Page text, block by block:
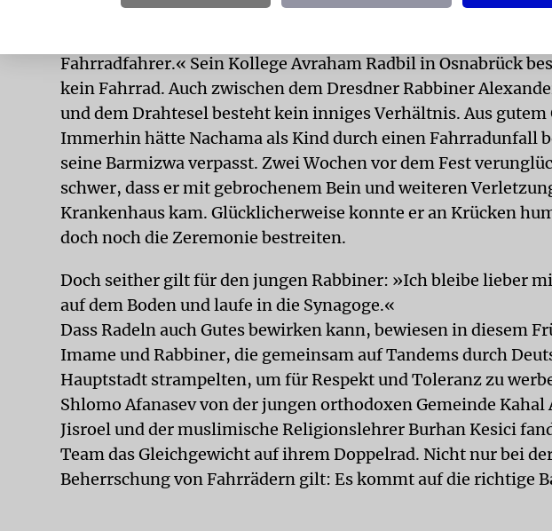
Pertsovsky steigt Rabbiner Daniel Alter aus Berlin nur ganz
Fahrradfahrer.« Sein Kollege Avraham Radbil in Osnabrück
kein Fahrrad. Auch zwischen dem Dresdner Rabbiner
und dem Drahtesel besteht kein inniges Verhältnis. Aus gutem
Immerhin hätte Nachama als Kind durch einen Fahrradunfall
seine Barmizwa verpasst. Zwei Wochen vor dem Fest
schwer, dass er mit gebrochenem Bein und weiteren
Krankenhaus kam. Glücklicherweise konnte er an Krücken
doch noch die Zeremonie bestreiten.
Doch seither gilt für den jungen Rabbiner: »Ich bleibe lieber
auf dem Boden und laufe in die Synagoge.«
Dass Radeln auch Gutes bewirken kann, bewiesen in diesem
Imame und Rabbiner, die gemeinsam auf Tandems durch
Hauptstadt strampelten, um für Respekt und Toleranz zu
Shlomo Afanasev von der jungen orthodoxen Gemeinde Kahal
Jisroel und der muslimische Religionslehrer Burhan Kesici
Team das Gleichgewicht auf ihrem Doppelrad. Nicht nur bei
Beherrschung von Fahrrädern gilt: Es kommt auf die richtige